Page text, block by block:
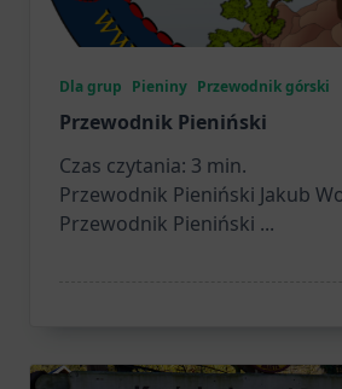
Dla grup Pieniny Przewodnik górski
Przewodnik Pieniński
Czas czytania: 3 min.
Przewodnik Pieniński Jakub
Przewodnik Pieniński ...